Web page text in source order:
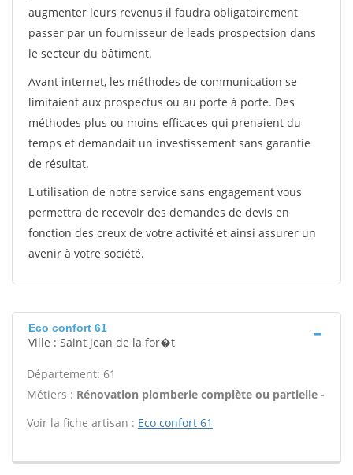
augmenter leurs revenus il faudra obligatoirement
passer par un fournisseur de leads prospectsion dans
le secteur du bâtiment.
Avant internet, les méthodes de communication se
limitaient aux prospectus ou au porte à porte. Des
méthodes plus ou moins efficaces qui prenaient du
temps et demandait un investissement sans garantie
de résultat.
L'utilisation de notre service sans engagement vous
permettra de recevoir des demandes de devis en
fonction des creux de votre activité et ainsi assurer un
avenir à votre société.
Eco confort 61
Ville : Saint jean de la for�t
Département: 61
Métiers : Rénovation plomberie complète ou partielle -
Voir la fiche artisan : Eco confort 61